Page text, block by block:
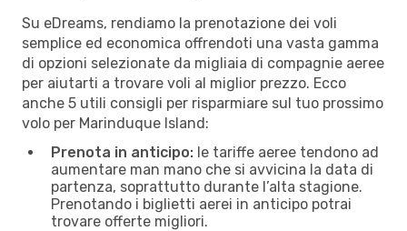
Su eDreams, rendiamo la prenotazione dei voli
semplice ed economica offrendoti una vasta gamma
di opzioni selezionate da migliaia di compagnie aeree
per aiutarti a trovare voli al miglior prezzo. Ecco
anche 5 utili consigli per risparmiare sul tuo prossimo
volo per Marinduque Island:
Prenota in anticipo: le tariffe aeree tendono ad
aumentare man mano che si avvicina la data di
partenza, soprattutto durante l’alta stagione.
Prenotando i biglietti aerei in anticipo potrai
trovare offerte migliori.